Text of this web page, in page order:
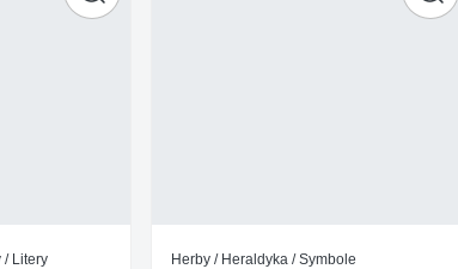
/ Litery Herby / Heraldyka / Symbole